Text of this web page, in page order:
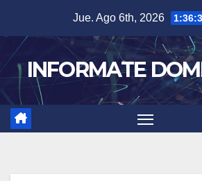
content
Jue. Ago 6th, 2026
INFORMATE